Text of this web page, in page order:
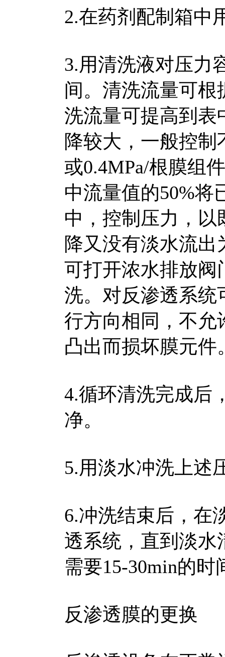
2.在药剂配制箱中
3.用清洗液对压力
间。清洗流量可
洗流量可提高到表
降较大，一般控制
或0.4MPa/根膜组
中流量值的50%将
中，控制压力，
降又没有淡水流
可打开浓水排放阀
洗。对反渗透系统
行方向相同，不允
凸出而损坏膜元件
4.循环清洗完成后
净。
5.用淡水冲洗上述
6.冲洗结束后，在
透系统，直到淡水
需要15-30min的时
反渗透膜的更换